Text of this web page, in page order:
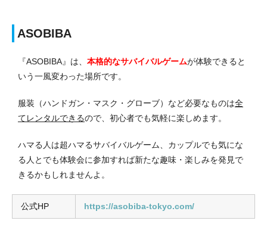
ASOBIBA
『ASOBIBA』は、 本格的なサバイバルゲームが体験できると
いう一風変わった場所です。
服装（ハンドガン・マスク・グローブ）など必要なものは全
てレンタルできるので、初心者でも気軽に楽しめます。
ハマる人は超ハマるサバイバルゲーム、カップルでも気にな
る人とでも体験会に参加すれば新たな趣味・楽しみを発見で
きるかもしれませんよ。
公式HP https://asobiba-tokyo.com/